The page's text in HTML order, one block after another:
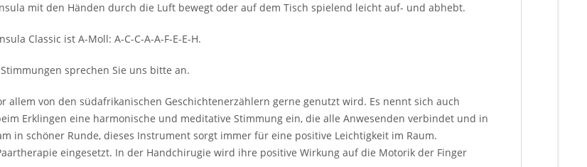
mit den Händen durch die Luft bewegt oder auf dem Tisch spielend leicht auf- und abhebt.
Classic ist A-Moll: A-C-C-A-A-F-E-E-H.
sprechen Sie uns bitte an.
allem von den südafrikanischen Geschichtenerzählern gerne genutzt wird. Es nennt sich auch
Erklingen eine harmonische und meditative Stimmung ein, die alle Anwesenden verbindet und in
in schöner Runde, dieses Instrument sorgt immer für eine positive Leichtigkeit im Raum.
eingesetzt. In der Handchirugie wird ihre positive Wirkung auf die Motorik der Finger